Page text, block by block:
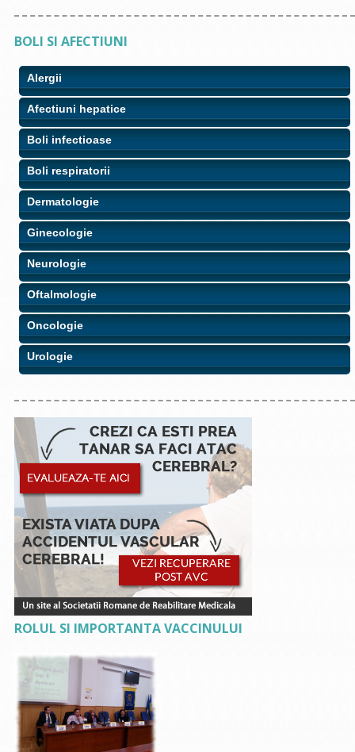
BOLI SI AFECTIUNI
Alergii
Afectiuni hepatice
Boli infectioase
Boli respiratorii
Dermatologie
Ginecologie
Neurologie
Oftalmologie
Oncologie
Urologie
ROLUL SI IMPORTANTA VACCINULUI